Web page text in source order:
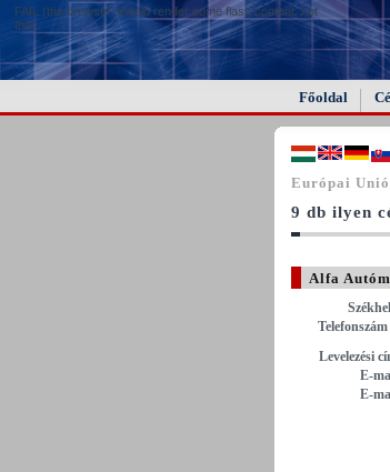
FAIL (the browser should render some flash content, not
this).
Főoldal
Európai
9 db ilyen
Alfa
Telefonszám
Levelezési
E-
E-